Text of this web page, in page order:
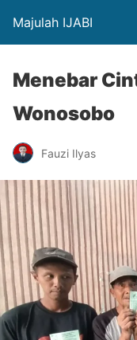
Majulah IJABI
Menebar
Wonosobo
Fauzi Ilyas